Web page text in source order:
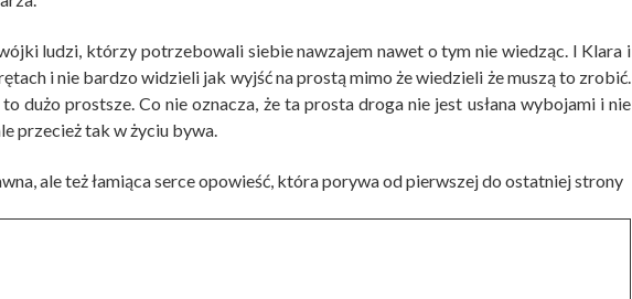
ludzi, którzy potrzebowali siebie nawzajem nawet o tym nie wiedząc. I Klara i
i nie bardzo widzieli jak wyjść na prostą mimo że wiedzieli że muszą to zrobić.
dużo prostsze. Co nie oznacza, że ta prosta droga nie jest usłana wybojami i nie
przecież tak w życiu bywa.
ale też łamiąca serce opowieść, która porywa od pierwszej do ostatniej strony